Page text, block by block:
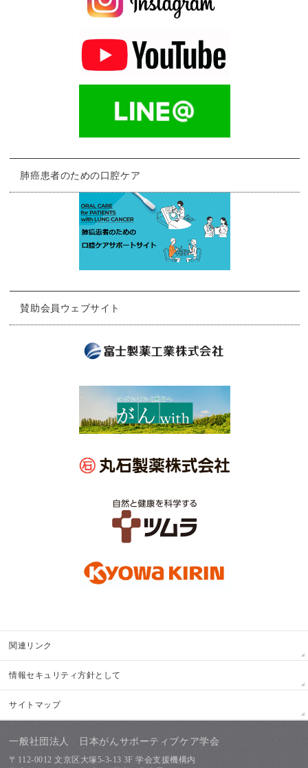
肺癌患者のための口腔ケア
賛助会員ウェブサイト
関連リンク
情報セキュリティ方針として
サイトマップ
一般社団法人 日本がんサポーティブケア学会
〒112-0012 文京区大塚5-3-13 3F 学会支援機構内